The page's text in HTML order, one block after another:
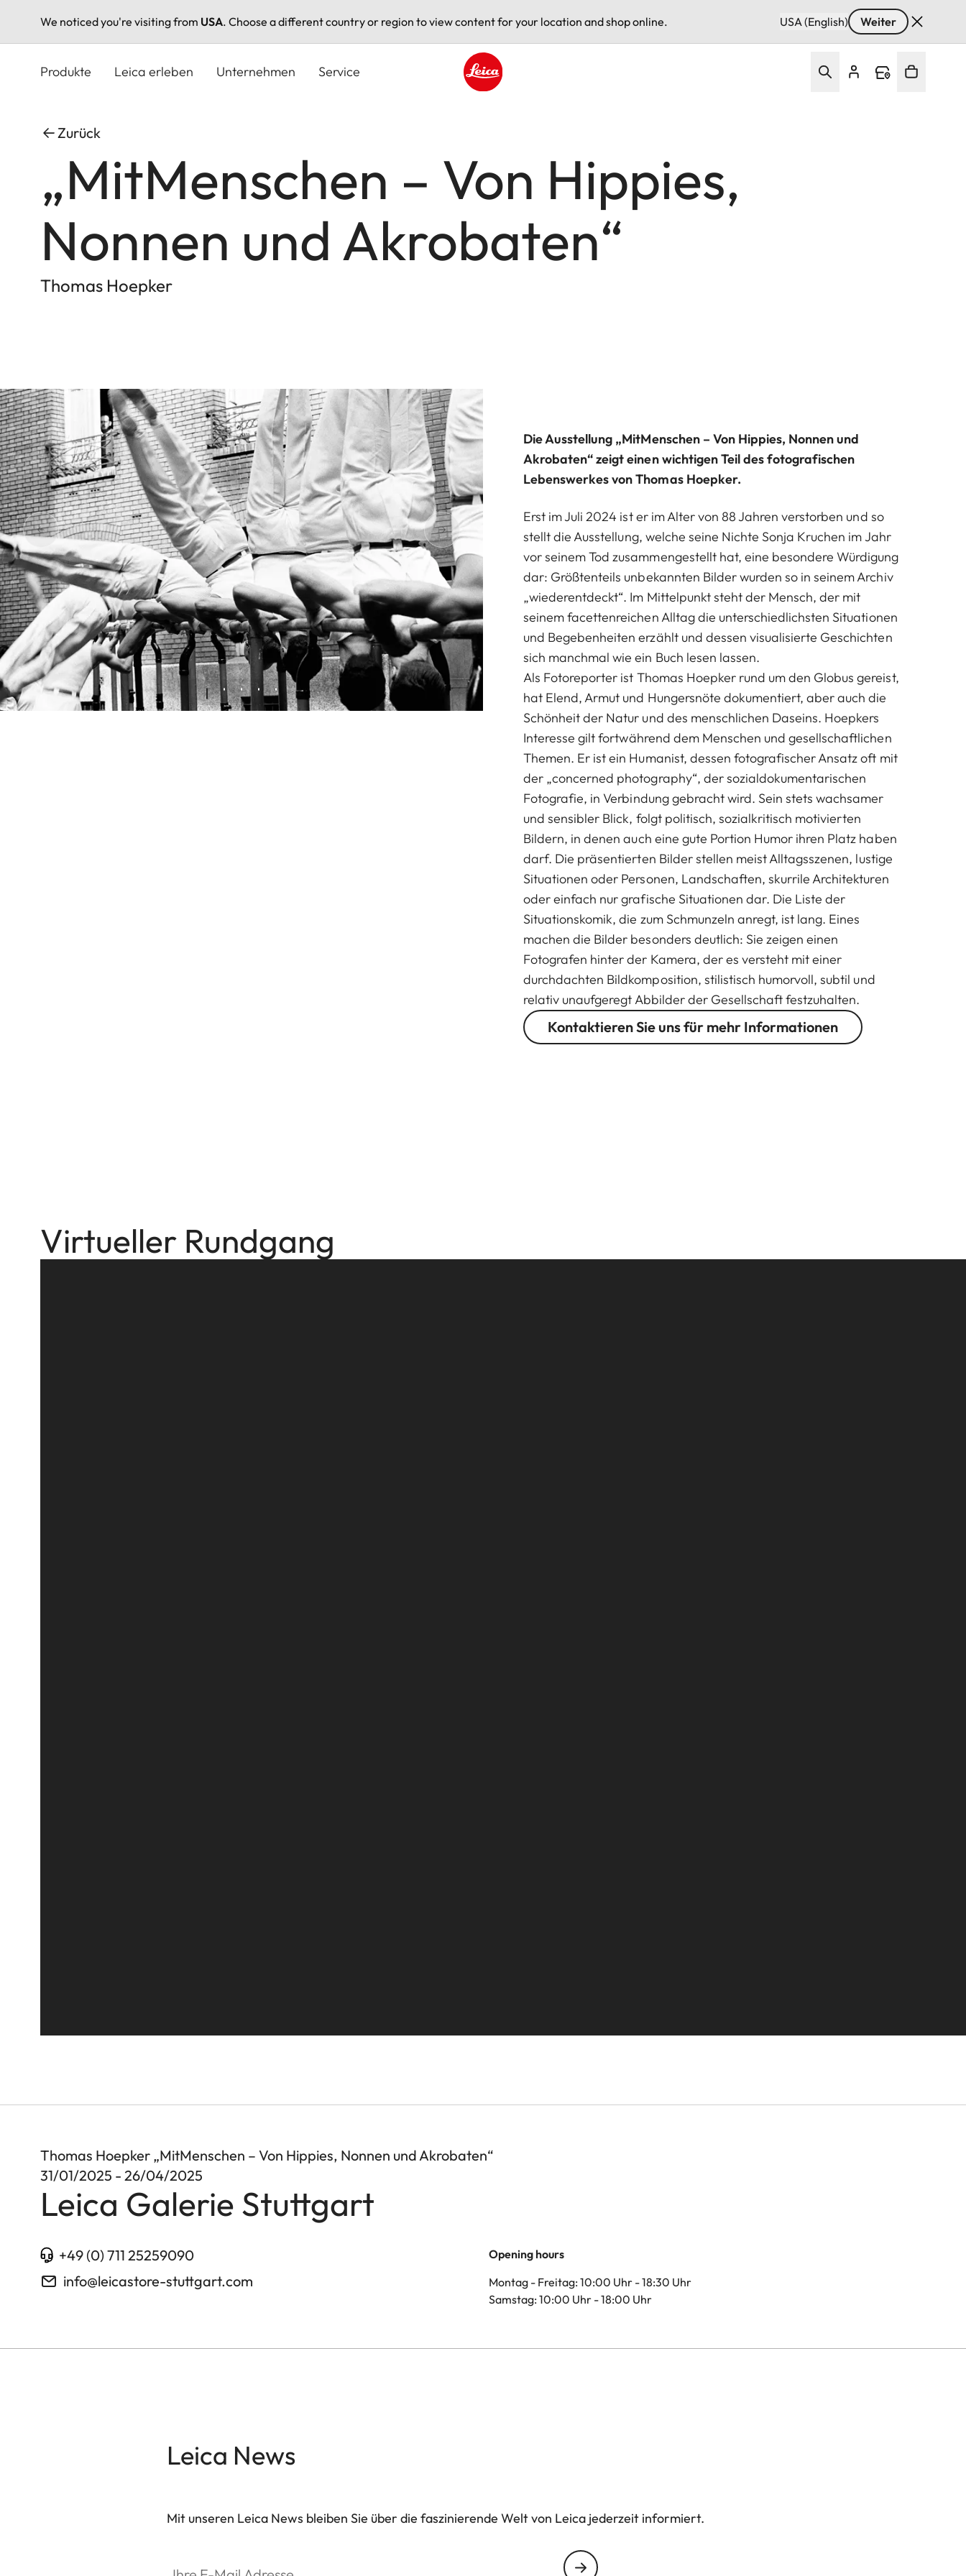
We noticed you're visiting from USA. Choose a different country or region to view content for your location and shop online. USA (English) Weiter
Produkte Leica erleben Unternehmen Service
Zurück
„MitMenschen – Von Hippies,
Nonnen und Akrobaten“
Thomas Hoepker
Die Ausstellung „MitMenschen – Von Hippies, Nonnen und
Akrobaten“ zeigt einen wichtigen Teil des fotografischen
Lebenswerkes von Thomas Hoepker.
Erst im Juli 2024 ist er im Alter von 88 Jahren verstorben und so
stellt die Ausstellung, welche seine Nichte Sonja Kruchen im Jahr
vor seinem Tod zusammengestellt hat, eine besondere Würdigung
dar: Größtenteils unbekannten Bilder wurden so in seinem Archiv
„wiederentdeckt“. Im Mittelpunkt steht der Mensch, der mit
seinem facettenreichen Alltag die unterschiedlichsten Situationen
und Begebenheiten erzählt und dessen visualisierte Geschichten
sich manchmal wie ein Buch lesen lassen.
Als Fotoreporter ist Thomas Hoepker rund um den Globus gereist,
hat Elend, Armut und Hungersnöte dokumentiert, aber auch die
Schönheit der Natur und des menschlichen Daseins. Hoepkers
Interesse gilt fortwährend dem Menschen und gesellschaftlichen
Themen. Er ist ein Humanist, dessen fotografischer Ansatz oft mit
der „concerned photography“, der sozialdokumentarischen
Fotografie, in Verbindung gebracht wird. Sein stets wachsamer
und sensibler Blick, folgt politisch, sozialkritisch motivierten
Bildern, in denen auch eine gute Portion Humor ihren Platz haben
darf. Die präsentierten Bilder stellen meist Alltagsszenen, lustige
Situationen oder Personen, Landschaften, skurrile Architekturen
oder einfach nur grafische Situationen dar. Die Liste der
Situationskomik, die zum Schmunzeln anregt, ist lang. Eines
machen die Bilder besonders deutlich: Sie zeigen einen
Fotografen hinter der Kamera, der es versteht mit einer
durchdachten Bildkomposition, stilistisch humorvoll, subtil und
relativ unaufgeregt Abbilder der Gesellschaft festzuhalten.
Kontaktieren Sie uns für mehr Informationen
Virtueller Rundgang
Thomas Hoepker „MitMenschen – Von Hippies, Nonnen und Akrobaten“
31/01/2025 - 26/04/2025
Leica Galerie Stuttgart
+49 (0) 711 25259090
info@leicastore-stuttgart.com
Opening hours
Montag - Freitag: 10:00 Uhr - 18:30 Uhr
Samstag: 10:00 Uhr - 18:00 Uhr
Leica News
Mit unseren Leica News bleiben Sie über die faszinierende Welt von Leica jederzeit informiert.